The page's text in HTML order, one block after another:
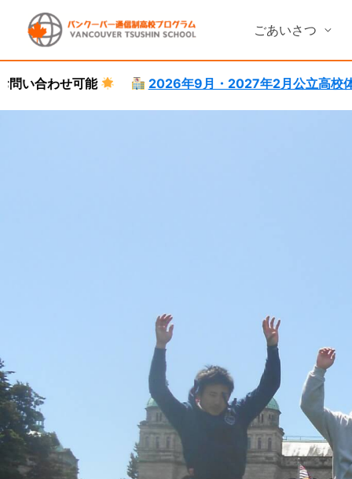
content
ごあいさつ
2026年9月・2027年2月公立高校体験就学受付中。